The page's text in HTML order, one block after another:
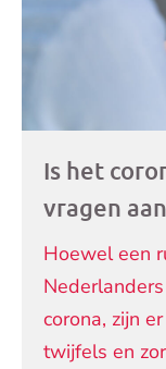
Is het
vragen
Hoewel een
corona, zijn
twijfels en